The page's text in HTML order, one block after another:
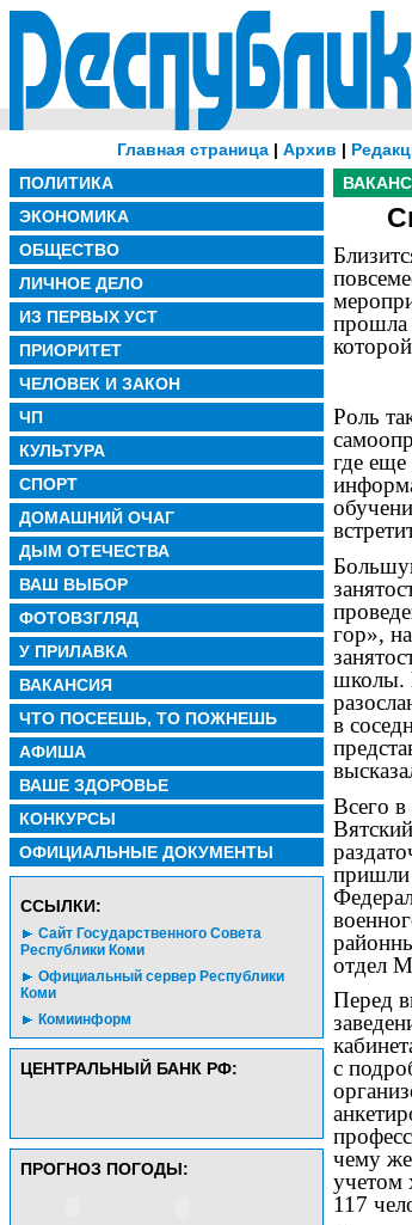
Главная страница | Архив |
ПОЛИТИКА
ЭКОНОМИКА
ОБЩЕСТВО
ЛИЧНОЕ ДЕЛО
ИЗ ПЕРВЫХ УСТ
ПРИОРИТЕТ
ЧЕЛОВЕК И ЗАКОН
ЧП
КУЛЬТУРА
СПОРТ
ДОМАШНИЙ ОЧАГ
ДЫМ ОТЕЧЕСТВА
ВАШ ВЫБОР
ФОТОВЗГЛЯД
У ПРИЛАВКА
ВАКАНСИЯ
ЧТО ПОСЕЕШЬ, ТО ПОЖНЕШЬ
АФИША
ВАШЕ ЗДОРОВЬЕ
КОНКУРСЫ
ОФИЦИАЛЬНЫЕ ДОКУМЕНТЫ
CСЫЛКИ:
Сайт Государственного Совета
Республики Коми
Официальный сервер Республики
Коми
Комиинформ
ЦЕНТРАЛЬНЫЙ БАНК РФ:
ПРОГНОЗ ПОГОДЫ:
прошла
Роль
где
гор»,
школы.
в
Всего в
пришли
отдел
Перед
с
чему же
учетом
117